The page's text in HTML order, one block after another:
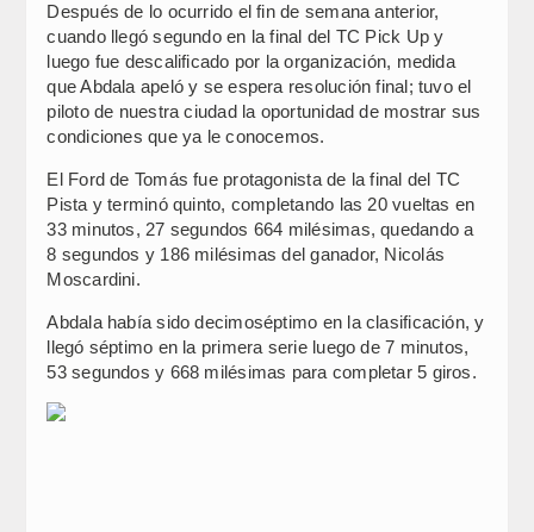
Después de lo ocurrido el fin de semana anterior,
cuando llegó segundo en la final del TC Pick Up y
luego fue descalificado por la organización, medida
que Abdala apeló y se espera resolución final; tuvo el
piloto de nuestra ciudad la oportunidad de mostrar sus
condiciones que ya le conocemos.
El Ford de Tomás fue protagonista de la final del TC
Pista y terminó quinto, completando las 20 vueltas en
33 minutos, 27 segundos 664 milésimas, quedando a
8 segundos y 186 milésimas del ganador, Nicolás
Moscardini.
Abdala había sido decimoséptimo en la clasificación, y
llegó séptimo en la primera serie luego de 7 minutos,
53 segundos y 668 milésimas para completar 5 giros.